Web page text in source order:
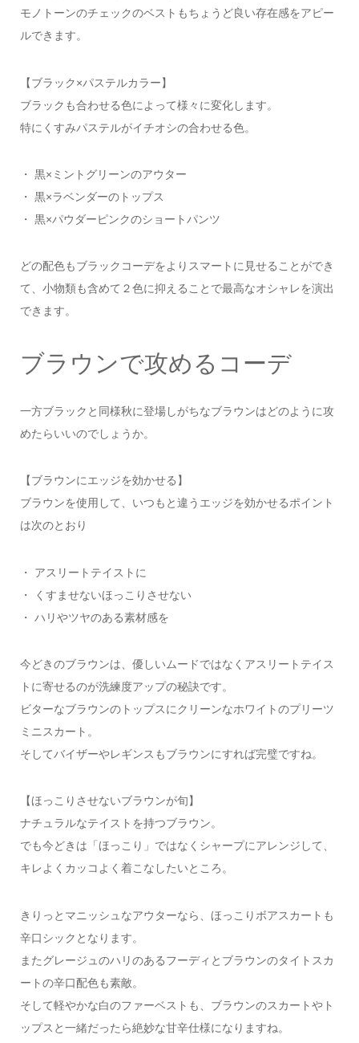
モノトーンのチェックのベストもちょうど良い存在感をアピー
ルできます。
【ブラック×パステルカラー】
ブラックも合わせる色によって様々に変化します。
特にくすみパステルがイチオシの合わせる色。
・ 黒×ミントグリーンのアウター
・ 黒×ラベンダーのトップス
・ 黒×パウダーピンクのショートパンツ
どの配色もブラックコーデをよりスマートに見せることができ
て、小物類も含めて２色に抑えることで最高なオシャレを演出
できます。
ブラウンで攻めるコーデ
一方ブラックと同様秋に登場しがちなブラウンはどのように攻
めたらいいのでしょうか。
【ブラウンにエッジを効かせる】
ブラウンを使用して、いつもと違うエッジを効かせるポイント
は次のとおり
・ アスリートテイストに
・ くすませないほっこりさせない
・ ハリやツヤのある素材感を
今どきのブラウンは、優しいムードではなくアスリートテイス
トに寄せるのが洗練度アップの秘訣です。
ビターなブラウンのトップスにクリーンなホワイトのプリーツ
ミニスカート。
そしてバイザーやレギンスもブラウンにすれば完璧ですね。
【ほっこりさせないブラウンが旬】
ナチュラルなテイストを持つブラウン。
でも今どきは「ほっこり」ではなくシャープにアレンジして、
キレよくカッコよく着こなしたいところ。
きりっとマニッシュなアウターなら、ほっこりボアスカートも
辛口シックとなります。
またグレージュのハリのあるフーディとブラウンのタイトスカ
ートの辛口配色も素敵。
そして軽やかな白のファーベストも、ブラウンのスカートやト
ップスと一緒だったら絶妙な甘辛仕様になりますね。